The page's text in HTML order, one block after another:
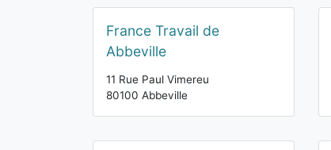
France Travail de
Abbeville
11 Rue Paul Vimereu
80100 Abbeville